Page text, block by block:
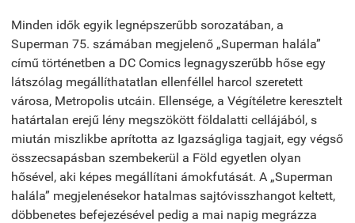
Minden idők egyik legnépszerűbb sorozatában, a
Superman 75. számában megjelenő „Superman halála”
című történetben a DC Comics legnagyszerűbb hőse egy
látszólag megállíthatatlan ellenféllel harcol szeretett
városa, Metropolis utcáin. Ellensége, a Végítéletre keresztelt
határtalan erejű lény megszökött földalatti cellájából, s
miután miszlikbe aprította az Igazságliga tagjait, egy végső
összecsapásban szembekerül a Föld egyetlen olyan
hősével, aki képes megállítani ámokfutását. A „Superman
halála” megjelenésekor hatalmas sajtóvisszhangot keltett,
döbbenetes befejezésével pedig a mai napig megrázza